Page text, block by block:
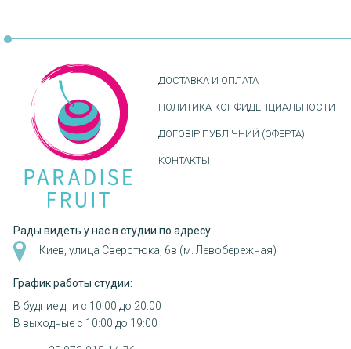
ДОСТАВКА И ОПЛАТА
ПОЛИТИКА КОНФИДЕНЦИАЛЬНОСТИ
ДОГОВІР ПУБЛІЧНИЙ (ОФЕРТА)
КОНТАКТЫ
Рады видеть у нас в студии по адресу:
Киев, улица Сверстюка, 6в (м. Левобережная)
График работы студии:
В будние дни с 10:00 до 20:00
В выходные с 10:00 до 19:00